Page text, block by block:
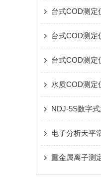
台式COD测定
台式COD测定
NDJ-5S数字
电子分析天平